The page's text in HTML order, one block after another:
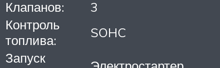
Клапанов:
3
Контроль
топлива:
SOHC
Запуск